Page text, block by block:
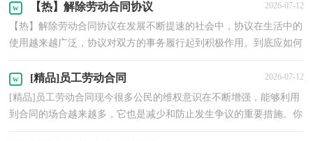
【热】解除劳动合同协议 2026-07-12
【热】解除劳动合同协议在发展不断提速的社会中，协议在生活中的
使用越来越广泛，协议对双方的事务履行起到积极作用。到底应如何
[精品]员工劳动合同 2026-07-12
[精品]员工劳动合同现今很多公民的维权意识在不断增强，能够利用
到合同的场合越来越多，它也是减少和防止发生争议的重要措施。你